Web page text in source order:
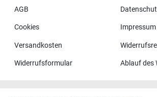
AGB
Cookies Impressum
Versandkosten
Widerrufsformular Ablauf des